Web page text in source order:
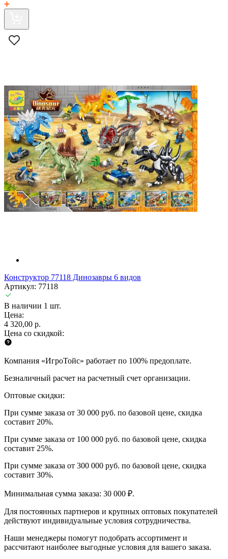
Конструктор 77118 Динозавры 6 видов
Артикул: 77118
В наличии 1 шт.
Цена:
4 320,00 р.
Цена со скидкой:
Компания «ИгроТойс» работает по 100% предоплате.
Безналичный расчет на расчетный счет организации.
Оптовые скидки:
При сумме заказа от 30 000 руб. по базовой цене, скидка
составит 20%.
При сумме заказа от 100 000 руб. по базовой цене, скидка
составит 25%.
При сумме заказа от 300 000 руб. по базовой цене, скидка
составит 30%.
Минимальная сумма заказа: 30 000 ₽.
Для постоянных партнеров и крупных оптовых покупателей
действуют индивидуальные условия сотрудничества.
Наши менеджеры помогут подобрать ассортимент и
рассчитают наиболее выгодные условия для вашего заказа.